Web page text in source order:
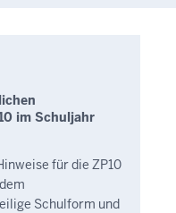
im Schuljahr
für die ZP10
Schulform und